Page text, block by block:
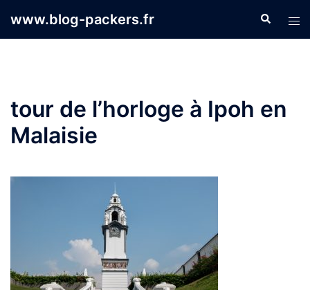
www.blog-packers.fr
le
tour de l’horloge à Ipoh en
Malaisie